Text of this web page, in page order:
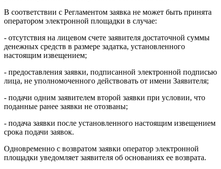
В соответствии с Регламентом заявка не может быть принята
оператором электронной площадки в случае:
- отсутствия на лицевом счете заявителя достаточной суммы
денежных средств в размере задатка, установленного
настоящим извещением;
- предоставления заявки, подписанной электронной подписью
лица, не уполномоченного действовать от имени Заявителя;
- подачи одним заявителем второй заявки при условии, что
поданные ранее заявки не отозваны;
- подача заявки после установленного настоящим извещением
срока подачи заявок.
Одновременно с возвратом заявки оператор электронной
площадки уведомляет заявителя об основаниях ее возврата.